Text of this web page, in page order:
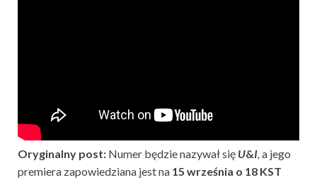
Oryginalny post: Numer będzie nazywał się U&I, a jego
premiera zapowiedziana jest na 15 września o 18 KST